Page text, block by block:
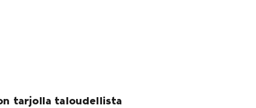
tarjolla taloudellista